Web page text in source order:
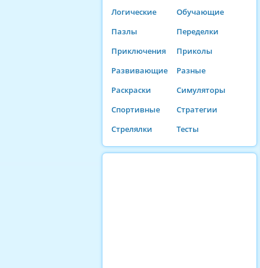
Логические
Обучающие
Пазлы
Переделки
Приключения
Приколы
Развивающие
Разные
Раскраски
Симуляторы
Спортивные
Стратегии
Стрелялки
Тесты